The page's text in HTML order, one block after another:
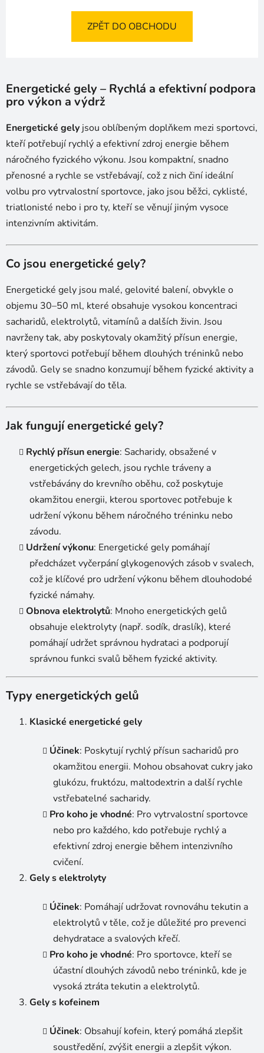
ZPĚT DO OBCHODU
Energetické gely – Rychlá a efektivní podpora
pro výkon a výdrž
Energetické gely jsou oblíbeným doplňkem mezi sportovci,
kteří potřebují rychlý a efektivní zdroj energie během
náročného fyzického výkonu. Jsou kompaktní, snadno
přenosné a rychle se vstřebávají, což z nich činí ideální
volbu pro vytrvalostní sportovce, jako jsou běžci, cyklisté,
triatlonisté nebo i pro ty, kteří se věnují jiným vysoce
intenzivním aktivitám.
Co jsou energetické gely?
Energetické gely jsou malé, gelovité balení, obvykle o
objemu 30–50 ml, které obsahuje vysokou koncentraci
sacharidů, elektrolytů, vitamínů a dalších živin. Jsou
navrženy tak, aby poskytovaly okamžitý přísun energie,
který sportovci potřebují během dlouhých tréninků nebo
závodů. Gely se snadno konzumují během fyzické aktivity a
rychle se vstřebávají do těla.
Jak fungují energetické gely?
Rychlý přísun energie: Sacharidy, obsažené v
energetických gelech, jsou rychle tráveny a
vstřebávány do krevního oběhu, což poskytuje
okamžitou energii, kterou sportovec potřebuje k
udržení výkonu během náročného tréninku nebo
závodu.
Udržení výkonu: Energetické gely pomáhají
předcházet vyčerpání glykogenových zásob v svalech,
což je klíčové pro udržení výkonu během dlouhodobé
fyzické námahy.
Obnova elektrolytů: Mnoho energetických gelů
obsahuje elektrolyty (např. sodík, draslík), které
pomáhají udržet správnou hydrataci a podporují
správnou funkci svalů během fyzické aktivity.
Typy energetických gelů
Klasické energetické gely
Účinek: Poskytují rychlý přísun sacharidů pro
okamžitou energii. Mohou obsahovat cukry jako
glukózu, fruktózu, maltodextrin a další rychle
vstřebatelné sacharidy.
Pro koho je vhodné: Pro vytrvalostní sportovce
nebo pro každého, kdo potřebuje rychlý a
efektivní zdroj energie během intenzivního
cvičení.
Gely s elektrolyty
Účinek: Pomáhají udržovat rovnováhu tekutin a
elektrolytů v těle, což je důležité pro prevenci
dehydratace a svalových křečí.
Pro koho je vhodné: Pro sportovce, kteří se
účastní dlouhých závodů nebo tréninků, kde je
vysoká ztráta tekutin a elektrolytů.
Gely s kofeinem
Účinek: Obsahují kofein, který pomáhá zlepšit
soustředění, zvýšit energii a zlepšit výkon.